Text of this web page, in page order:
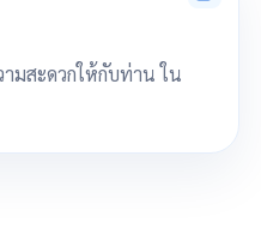
ามสะดวกให้กับท่าน ใน